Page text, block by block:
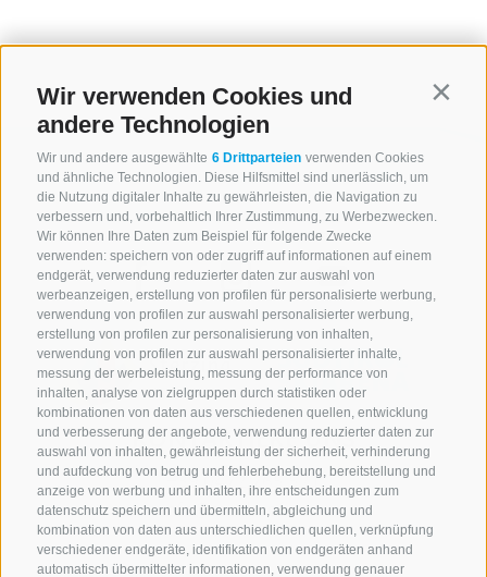
Wir verwenden Cookies und
andere Technologien
Wir und andere ausgewählte 6 Drittparteien verwenden Cookies
und ähnliche Technologien. Diese Hilfsmittel sind unerlässlich, um
die Nutzung digitaler Inhalte zu gewährleisten, die Navigation zu
verbessern und, vorbehaltlich Ihrer Zustimmung, zu Werbezwecken.
Wir können Ihre Daten zum Beispiel für folgende Zwecke
verwenden: speichern von oder zugriff auf informationen auf einem
endgerät, verwendung reduzierter daten zur auswahl von
werbeanzeigen, erstellung von profilen für personalisierte werbung,
verwendung von profilen zur auswahl personalisierter werbung,
erstellung von profilen zur personalisierung von inhalten,
verwendung von profilen zur auswahl personalisierter inhalte,
messung der werbeleistung, messung der performance von
inhalten, analyse von zielgruppen durch statistiken oder
kombinationen von daten aus verschiedenen quellen, entwicklung
und verbesserung der angebote, verwendung reduzierter daten zur
auswahl von inhalten, gewährleistung der sicherheit, verhinderung
und aufdeckung von betrug und fehlerbehebung, bereitstellung und
anzeige von werbung und inhalten, ihre entscheidungen zum
datenschutz speichern und übermitteln, abgleichung und
kombination von daten aus unterschiedlichen quellen, verknüpfung
verschiedener endgeräte, identifikation von endgeräten anhand
automatisch übermittelter informationen, verwendung genauer
KONTAKTIERE UNS
+39 0472 765 521
info@rosskopf.com